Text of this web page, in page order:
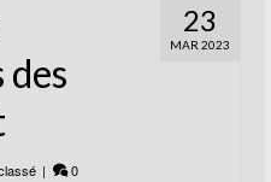
23
MAR 2023
| 0